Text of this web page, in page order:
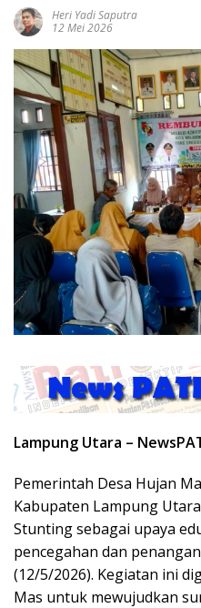
Heri Yadi Saputra
12 Mei 2026
Lampung Utara –
Pemerintah Desa Hujan
Kabupaten Lampung
Stunting sebagai upaya
pencegahan dan
(12/5/2026). Kegiatan ini
Mas untuk mewujudkan